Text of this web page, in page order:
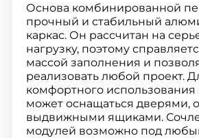
Основа комбинированной
прочный и стабильный
каркас. Он рассчитан на
нагрузку, поэтому
массой заполнения и
реализовать любой проект.
комфортного использования
может оснащаться дверями,
выдвижными ящиками.
модулей возможно под